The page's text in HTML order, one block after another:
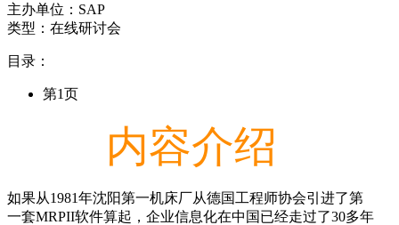
主办单位：SAP
类型：在线研讨会
目录：
第1页
内容介绍
如果从1981年沈阳第一机床厂从德国工程师协会引进了第
一套MRPII软件算起，企业信息化在中国已经走过了30多年